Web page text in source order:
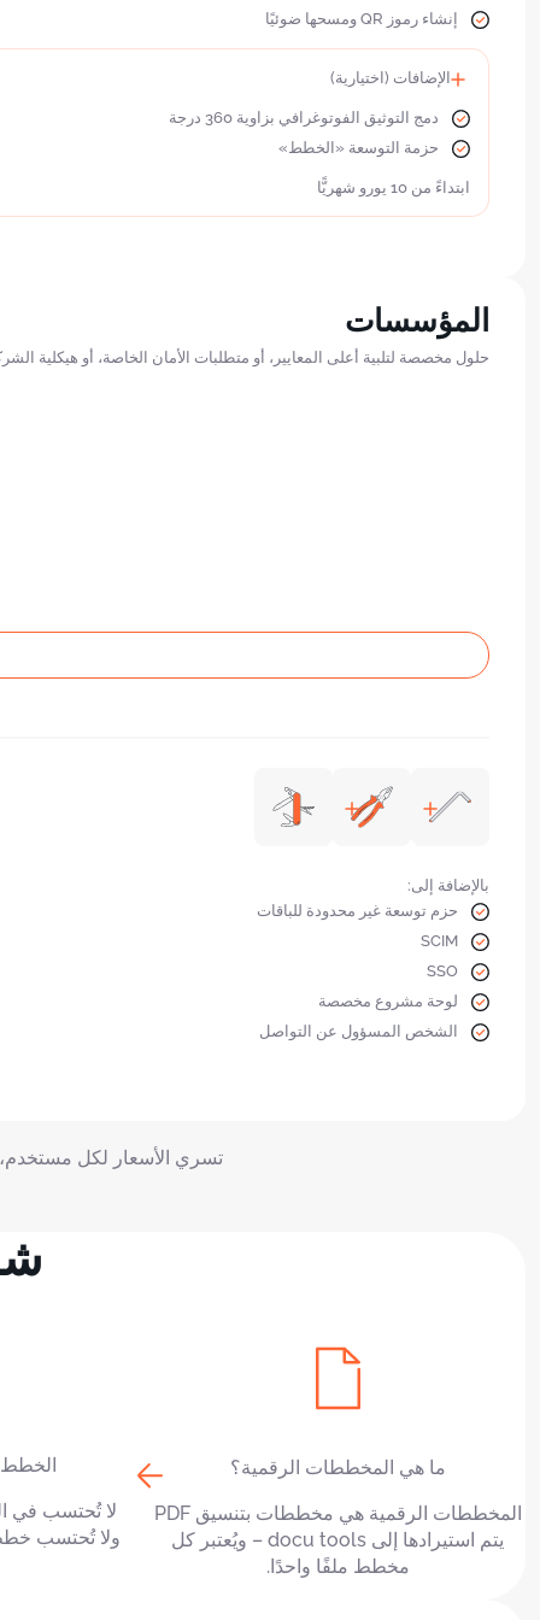
إنشاء رموز QR ومسحها ضوئيًا
الإضافات (اختيارية)
دمج التوثيق الفوتوغرافي بزاوية 360 درجة
حزمة التوسعة «الخطط»
ابتداءً من 10 يورو شهريًّا
المؤسسات
حلول مخصصة لتلبية أعلى المعايير، أو متطلبات الأمان الخاصة، أو هيكلية
تشمل الاشتراكات التالية
بالإضافة إلى:
حزم توسعة غير محدودة للباقات
SCIM
SSO
لوحة مشروع مخصصة
الشخص المسؤول عن التواصل
تسري الأسعار لكل مستخدم،
ما هي المخططات الرقمية؟
المخططات الرقمية هي مخططات بتنسيق PDF
يتم استيرادها إلى docu tools – ويُعتبر كل
مخطط ملفًا واحدًا.
لا تُحتسب في
ولا تُحتسب